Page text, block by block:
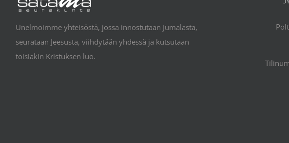
Unelmoimme yhteisöstä, jossa innostutaan Jumalasta,
seurataan Jeesusta, viihdytään yhdessä ja kutsutaan
toisiakin Kristuksen luo.